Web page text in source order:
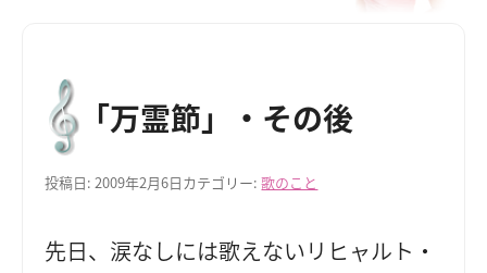
「万霊節」・その後
投稿日:2009年2月6日カテゴリー:歌のこと
先日、涙なしには歌えないリヒャルト・